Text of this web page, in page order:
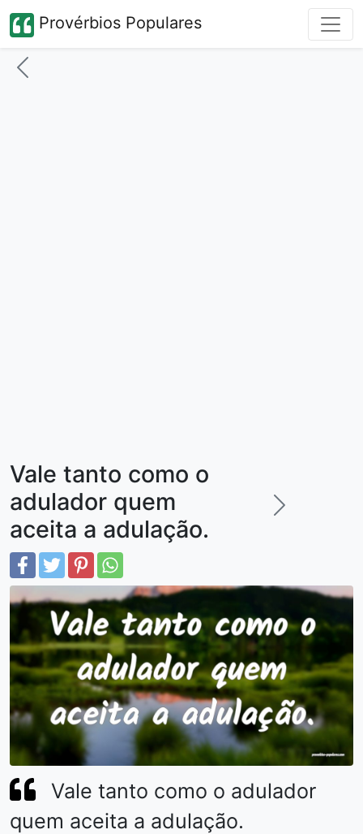
Provérbios Populares
Vale tanto como o
adulador quem
aceita a adulação.
Vale tanto como o adulador
quem aceita a adulação.